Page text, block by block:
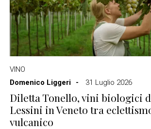
VINO
Domenico Liggeri
31 Luglio 2026
Diletta Tonello, vini biologici
Lessini in Veneto tra
vulcanico